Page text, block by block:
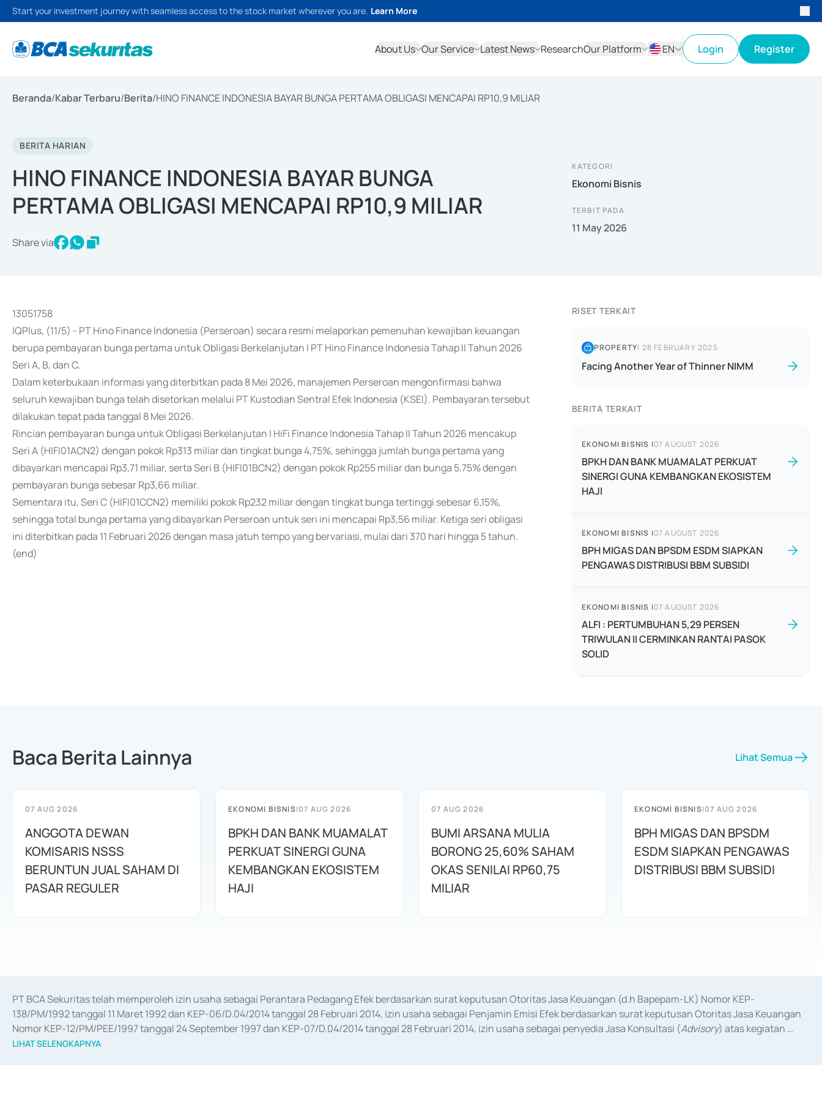
Start your investment journey with seamless access to the stock market wherever you are. Learn More
About Us Our Service Latest News ResearchOur Platform
EN
Login Register
Beranda/Kabar Terbaru/Berita/HINO FINANCE INDONESIA BAYAR BUNGA PERTAMA OBLIGASI MENCAPAI RP10,9 MILIAR
BERITA HARIAN
HINO FINANCE INDONESIA BAYAR BUNGA
PERTAMA OBLIGASI MENCAPAI RP10,9 MILIAR
Share via
KATEGORI
Ekonomi Bisnis
TERBIT PADA
11 May 2026
13051758
IQPlus, (11/5) - PT Hino Finance Indonesia (Perseroan) secara resmi melaporkan pemenuhan kewajiban keuangan
berupa pembayaran bunga pertama untuk Obligasi Berkelanjutan I PT Hino Finance Indonesia Tahap II Tahun 2026
Seri A, B, dan C.
Dalam keterbukaan informasi yang diterbitkan pada 8 Mei 2026, manajemen Perseroan mengonfirmasi bahwa
seluruh kewajiban bunga telah disetorkan melalui PT Kustodian Sentral Efek Indonesia (KSEI). Pembayaran tersebut
dilakukan tepat pada tanggal 8 Mei 2026.
Rincian pembayaran bunga untuk Obligasi Berkelanjutan I HiFi Finance Indonesia Tahap II Tahun 2026 mencakup
Seri A (HIFI01ACN2) dengan pokok Rp313 miliar dan tingkat bunga 4,75%, sehingga jumlah bunga pertama yang
dibayarkan mencapai Rp3,71 miliar, serta Seri B (HIFI01BCN2) dengan pokok Rp255 miliar dan bunga 5,75% dengan
pembayaran bunga sebesar Rp3,66 miliar.
Sementara itu, Seri C (HIFI01CCN2) memiliki pokok Rp232 miliar dengan tingkat bunga tertinggi sebesar 6,15%,
sehingga total bunga pertama yang dibayarkan Perseroan untuk seri ini mencapai Rp3,56 miliar. Ketiga seri obligasi
ini diterbitkan pada 11 Februari 2026 dengan masa jatuh tempo yang bervariasi, mulai dari 370 hari hingga 5 tahun.
(end)
RISET TERKAIT
PROPERTY| 28 FEBRUARY 2025
Facing Another Year of Thinner NIMM
BERITA TERKAIT
EKONOMI BISNIS |07 AUGUST 2026
BPKH DAN BANK MUAMALAT PERKUAT
SINERGI GUNA KEMBANGKAN EKOSISTEM
HAJI
EKONOMI BISNIS |07 AUGUST 2026
BPH MIGAS DAN BPSDM ESDM SIAPKAN
PENGAWAS DISTRIBUSI BBM SUBSIDI
EKONOMI BISNIS |07 AUGUST 2026
ALFI : PERTUMBUHAN 5,29 PERSEN
TRIWULAN II CERMINKAN RANTAI PASOK
SOLID
Baca Berita Lainnya Lihat Semua
07 AUG 2026
ANGGOTA DEWAN
KOMISARIS NSSS
BERUNTUN JUAL SAHAM DI
PASAR REGULER
EKONOMI BISNIS|07 AUG 2026
BPKH DAN BANK MUAMALAT
PERKUAT SINERGI GUNA
KEMBANGKAN EKOSISTEM
HAJI
07 AUG 2026
BUMI ARSANA MULIA
BORONG 25,60% SAHAM
OKAS SENILAI RP60,75
MILIAR
EKONOMI BISNIS|07 AUG 2026
BPH MIGAS DAN BPSDM
ESDM SIAPKAN PENGAWAS
DISTRIBUSI BBM SUBSIDI
PT BCA Sekuritas telah memperoleh izin usaha sebagai Perantara Pedagang Efek berdasarkan surat keputusan Otoritas Jasa Keuangan (d.h Bapepam-LK) Nomor KEP-
138/PM/1992 tanggal 11 Maret 1992 dan KEP-06/D.04/2014 tanggal 28 Februari 2014, izin usaha sebagai Penjamin Emisi Efek berdasarkan surat keputusan Otoritas Jasa Keuangan
Nomor KEP-12/PM/PEE/1997 tanggal 24 September 1997 dan KEP-07/D.04/2014 tanggal 28 Februari 2014, izin usaha sebagai penyedia Jasa Konsultasi (Advisory) atas kegiatan
merger, akuisisi, divestasi, dan
LIHAT SELENGKAPNYA